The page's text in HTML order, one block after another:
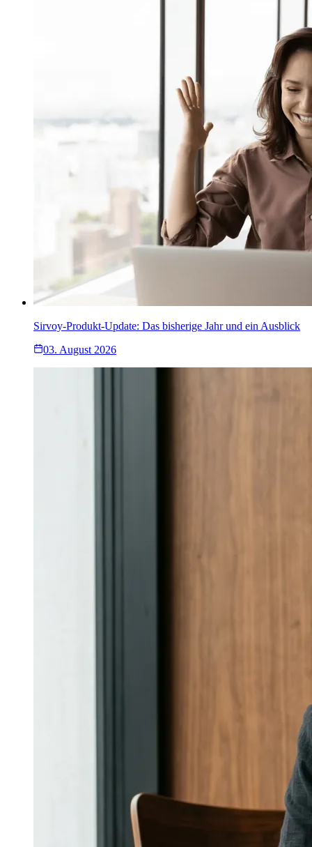
Sirvoy-Produkt-Update: Das bisherige Jahr und ein Ausblick
03. August 2026